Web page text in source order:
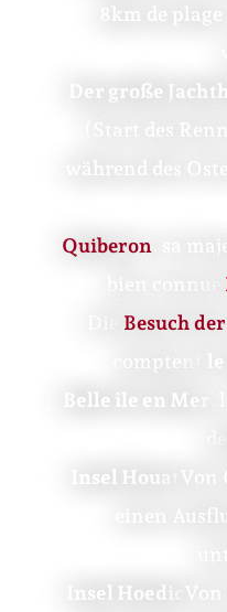
8km de
Der große
(Start des
Quiberon
Besuch
comptent
Belle île en Mer,
Insel Houat
einen
Insel Hoedic